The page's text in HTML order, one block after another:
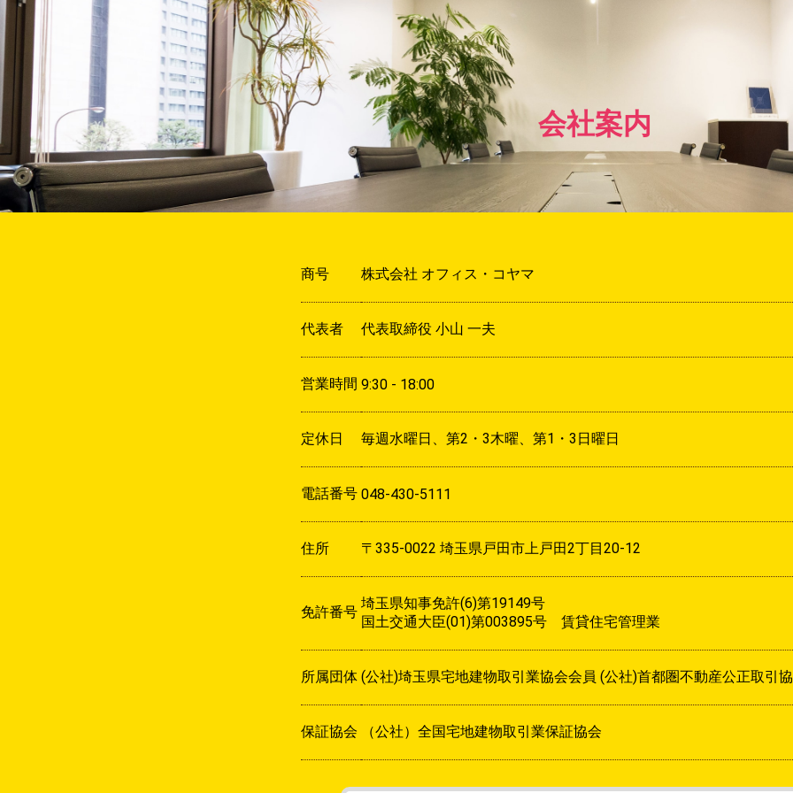
会社案内
商号 株式会社 オフィス・コヤマ
代表者 代表取締役 小山 一夫
営業時間 9:30 - 18:00
定休日 毎週水曜日、第2・3木曜、第1・3日曜日
電話番号 048-430-5111
住所 〒335-0022 埼玉県戸田市上戸田2丁目20-12
免許番号
埼玉県知事免許(6)第19149号
国土交通大臣(01)第003895号 賃貸住宅管理業
所属団体 (公社)埼玉県宅地建物取引業協会会員 (公社)首都圏不動産公正取引
保証協会 （公社）全国宅地建物取引業保証協会